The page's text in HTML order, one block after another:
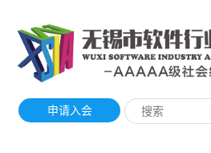
申请入会